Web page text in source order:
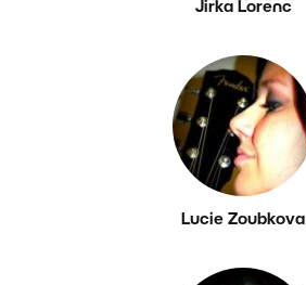
Jirka Lorenc
Lucie Zoubkova